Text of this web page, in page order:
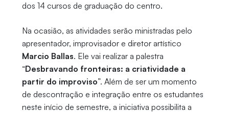
dos 14 cursos de graduação do centro.
Na ocasião, as atividades serão ministradas pelo
apresentador, improvisador e diretor artístico
Marcio Ballas. Ele vai realizar a palestra
“Desbravando fronteiras: a criatividade a
partir do improviso”. Além de ser um momento
de descontração e integração entre os estudantes
neste início de semestre, a iniciativa possibilita a